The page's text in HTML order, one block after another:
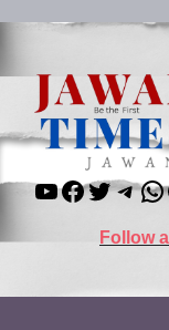
content
YouTube
Facebook
Twitter
Follow